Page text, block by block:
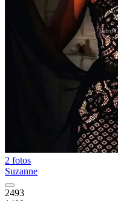
2 fotos
Suzanne
2493